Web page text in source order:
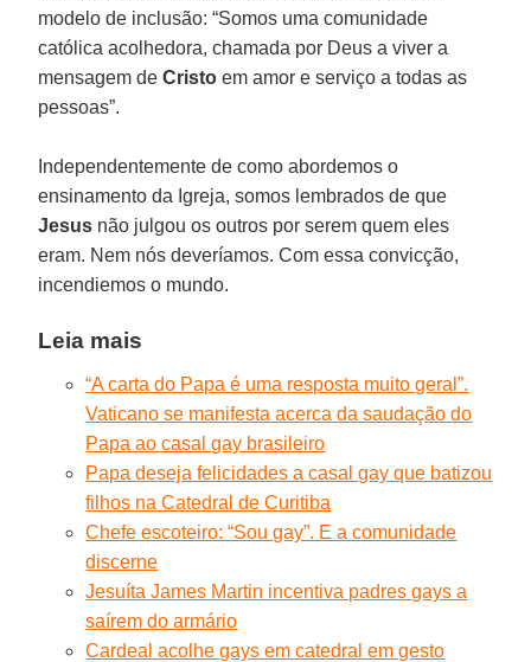
modelo de inclusão: “Somos uma comunidade
católica acolhedora, chamada por Deus a viver a
mensagem deCristo em amor e serviço a todas as
pessoas”.
Independentemente de como abordemos o
ensinamento da Igreja, somos lembrados de que
Jesus não julgou os outros por serem quem eles
eram. Nem nós deveríamos. Com essa convicção,
incendiemos o mundo.
Leia mais
“A carta do Papa é uma resposta muito geral”.
Vaticano se manifesta acerca da saudação do
Papa ao casal gay brasileiro
Papa deseja felicidades a casal gay que batizou
filhos na Catedral de Curitiba
Chefe escoteiro: “Sou gay”. E a comunidade
discerne
Jesuíta James Martin incentiva padres gays a
saírem do armário
Cardeal acolhe gays em catedral em gesto